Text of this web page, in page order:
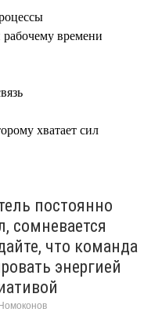
рабочему времени
хватает сил
постоянно
сомневается
что команда
энергией